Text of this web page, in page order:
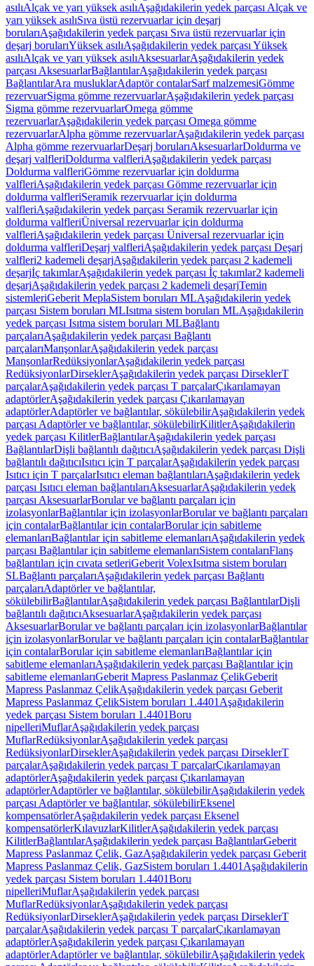
asılıAlçak ve yarı yüksek asılıAşağıdakilerin yedek parçası Alçak ve
yarı yüksek asılıSıva üstü rezervuarlar için deşarj
borularıAşağıdakilerin yedek parçası Sıva üstü rezervuarlar için
deşarj borularıYüksek asılıAşağıdakilerin yedek parçası Yüksek
asılıAlçak ve yarı yüksek asılıAksesuarlarAşağıdakilerin yedek
parçası AksesuarlarBağlantılarAşağıdakilerin yedek parçası
BağlantılarAra musluklarAdaptör contalarSarf malzemesiGömme
rezervuarSigma gömme rezervuarlarAşağıdakilerin yedek parçası
Sigma gömme rezervuarlarOmega gömme
rezervuarlarAşağıdakilerin yedek parçası Omega gömme
rezervuarlarAlpha gömme rezervuarlarAşağıdakilerin yedek parçası
Alpha gömme rezervuarlarDeşarj borularıAksesuarlarDoldurma ve
deşarj valfleriDoldurma valfleriAşağıdakilerin yedek parçası
Doldurma valfleriGömme rezervuarlar için doldurma
valfleriAşağıdakilerin yedek parçası Gömme rezervuarlar için
doldurma valfleriSeramik rezervuarlar için doldurma
valfleriAşağıdakilerin yedek parçası Seramik rezervuarlar için
doldurma valfleriÜniversal rezervuarlar için doldurma
valfleriAşağıdakilerin yedek parçası Üniversal rezervuarlar için
doldurma valfleriDeşarj valfleriAşağıdakilerin yedek parçası Deşarj
valfleri2 kademeli deşarjAşağıdakilerin yedek parçası 2 kademeli
deşarjİç takımlarAşağıdakilerin yedek parçası İç takımlar2 kademeli
deşarjAşağıdakilerin yedek parçası 2 kademeli deşarjTemin
sistemleriGeberit MeplaSistem boruları MLAşağıdakilerin yedek
parçası Sistem boruları MLIsıtma sistem boruları MLAşağıdakilerin
yedek parçası Isıtma sistem boruları MLBağlantı
parçalarıAşağıdakilerin yedek parçası Bağlantı
parçalarıManşonlarAşağıdakilerin yedek parçası
ManşonlarRedüksiyonlarAşağıdakilerin yedek parçası
RedüksiyonlarDirseklerAşağıdakilerin yedek parçası DirseklerT
parçalarAşağıdakilerin yedek parçası T parçalarÇıkarılamayan
adaptörlerAşağıdakilerin yedek parçası Çıkarılamayan
adaptörlerAdaptörler ve bağlantılar, sökülebilirAşağıdakilerin yedek
parçası Adaptörler ve bağlantılar, sökülebilirKilitlerAşağıdakilerin
yedek parçası KilitlerBağlantılarAşağıdakilerin yedek parçası
BağlantılarDişli bağlantılı dağıtıcıAşağıdakilerin yedek parçası Dişli
bağlantılı dağıtıcıIsıtıcı için T parçalarAşağıdakilerin yedek parçası
Isıtıcı için T parçalarIsıtıcı eleman bağlantılarıAşağıdakilerin yedek
parçası Isıtıcı eleman bağlantılarıAksesuarlarAşağıdakilerin yedek
parçası AksesuarlarBorular ve bağlantı parçaları için
izolasyonlarBağlantılar için izolasyonlarBorular ve bağlantı parçaları
için contalarBağlantılar için contalarBorular için sabitleme
elemanlarıBağlantılar için sabitleme elemanlarıAşağıdakilerin yedek
parçası Bağlantılar için sabitleme elemanlarıSistem contalarıFlanş
bağlantıları için cıvata setleriGeberit VolexIsıtma sistem boruları
SLBağlantı parçalarıAşağıdakilerin yedek parçası Bağlantı
parçalarıAdaptörler ve bağlantılar,
sökülebilirBağlantılarAşağıdakilerin yedek parçası BağlantılarDişli
bağlantılı dağıtıcıAksesuarlarAşağıdakilerin yedek parçası
AksesuarlarBorular ve bağlantı parçaları için izolasyonlarBağlantılar
için izolasyonlarBorular ve bağlantı parçaları için contalarBağlantılar
için contalarBorular için sabitleme elemanlarıBağlantılar için
sabitleme elemanlarıAşağıdakilerin yedek parçası Bağlantılar için
sabitleme elemanlarıGeberit Mapress Paslanmaz ÇelikGeberit
Mapress Paslanmaz ÇelikAşağıdakilerin yedek parçası Geberit
Mapress Paslanmaz ÇelikSistem boruları 1.4401 Aşağıdakilerin
yedek parçası Sistem boruları 1.4401Boru
nipelleriMuflarAşağıdakilerin yedek parçası
MuflarRedüksiyonlarAşağıdakilerin yedek parçası
RedüksiyonlarDirseklerAşağıdakilerin yedek parçası DirseklerT
parçalarAşağıdakilerin yedek parçası T parçalarÇıkarılamayan
adaptörlerAşağıdakilerin yedek parçası Çıkarılamayan
adaptörlerAdaptörler ve bağlantılar, sökülebilirAşağıdakilerin yedek
parçası Adaptörler ve bağlantılar, sökülebilirEksenel
kompensatörlerAşağıdakilerin yedek parçası Eksenel
kompensatörlerKılavuzlarKilitlerAşağıdakilerin yedek parçası
KilitlerBağlantılarAşağıdakilerin yedek parçası BağlantılarGeberit
Mapress Paslanmaz Çelik, GazAşağıdakilerin yedek parçası Geberit
Mapress Paslanmaz Çelik, GazSistem boruları 1.4401 Aşağıdakilerin
yedek parçası Sistem boruları 1.4401Boru
nipelleriMuflarAşağıdakilerin yedek parçası
MuflarRedüksiyonlarAşağıdakilerin yedek parçası
RedüksiyonlarDirseklerAşağıdakilerin yedek parçası DirseklerT
parçalarAşağıdakilerin yedek parçası T parçalarÇıkarılamayan
adaptörlerAşağıdakilerin yedek parçası Çıkarılamayan
adaptörlerAdaptörler ve bağlantılar, sökülebilirAşağıdakilerin yedek